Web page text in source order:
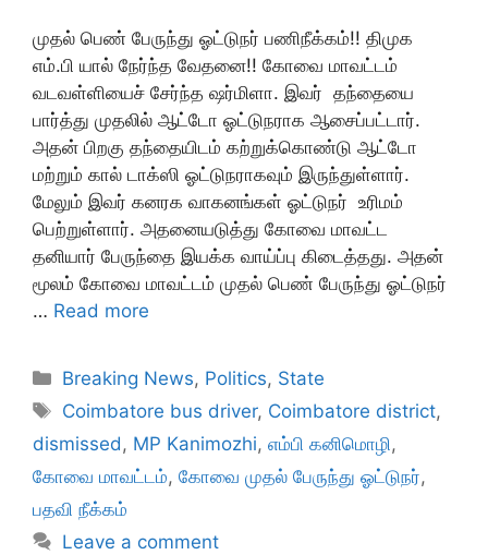
முதல் பெண் பேருந்து ஓட்டுநர் பணிநீக்கம்!! திமுக
எம்.பி யால் நேர்ந்த வேதனை!! கோவை மாவட்டம்
வடவள்ளியைச் சேர்ந்த ஷர்மிளா. இவர் தந்தையை
பார்த்து முதலில் ஆட்டோ ஓட்டுநராக ஆசைப்பட்டார்.
அதன் பிறகு தந்தையிடம் கற்றுக்கொண்டு ஆட்டோ
மற்றும் கால் டாக்ஸி ஓட்டுநராகவும் இருந்துள்ளார்.
மேலும் இவர் கனரக வாகனங்கள் ஓட்டுநர் உரிமம்
பெற்றுள்ளார். அதனையடுத்து கோவை மாவட்ட
தனியார் பேருந்தை இயக்க வாய்ப்பு கிடைத்தது. அதன்
மூலம் கோவை மாவட்டம் முதல் பெண் பேருந்து ஓட்டுநர்
… Read more
Categories
Breaking News, Politics, State
Tags
Coimbatore bus driver, Coimbatore district,
dismissed, MP Kanimozhi, எம்பி கனிமொழி,
கோவை மாவட்டம், கோவை முதல் பேருந்து ஓட்டுநர்,
பதவி நீக்கம்
Leave a comment